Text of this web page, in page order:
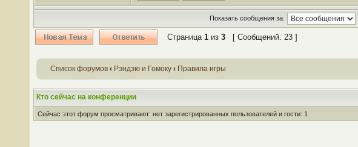
Показать сообщения за:
Страница 1 из 3 [ Сообщений: 23 ]
Список форумов ‹ Рэндзю и Гомоку ‹ Правила игры
Кто сейчас на конференции
Сейчас этот форум просматривают: нет зарегистрированных пользователей и гости: 1